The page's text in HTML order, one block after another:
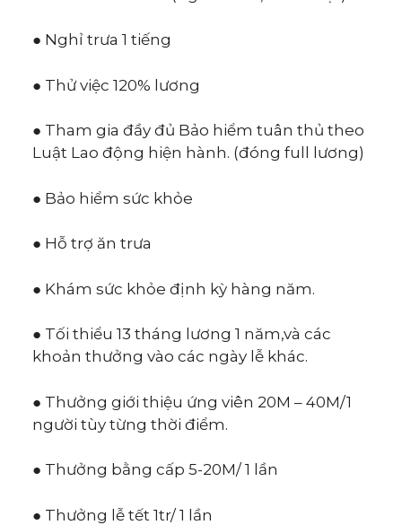
● Nghỉ trưa 1 tiếng
● Thử việc 120% lương
● Tham gia đầy đủ Bảo hiểm tuân thủ theo
Luật Lao động hiện hành. (đóng full lương)
● Bảo hiểm sức khỏe
● Hỗ trợ ăn trưa
● Khám sức khỏe định kỳ hàng năm.
● Tối thiểu 13 tháng lương 1 năm,và các
khoản thưởng vào các ngày lễ khác.
● Thưởng giới thiệu ứng viên 20M – 40M/1
người tùy từng thời điểm.
● Thưởng bằng cấp 5-20M/ 1 lần
● Thưởng lễ tết 1tr/ 1 lần